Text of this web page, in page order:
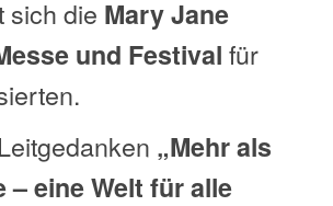
sich die Mary Jane
und Festival für
„Mehr als
– eine Welt für alle